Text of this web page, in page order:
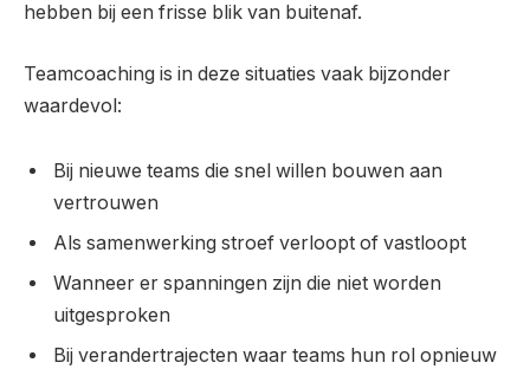
hebben bij een frisse blik van buitenaf.
Teamcoaching is in deze situaties vaak bijzonder
waardevol:
Bij nieuwe teams die snel willen bouwen aan
vertrouwen
Als samenwerking stroef verloopt of vastloopt
Wanneer er spanningen zijn die niet worden
uitgesproken
Bij verandertrajecten waar teams hun rol opnieuw